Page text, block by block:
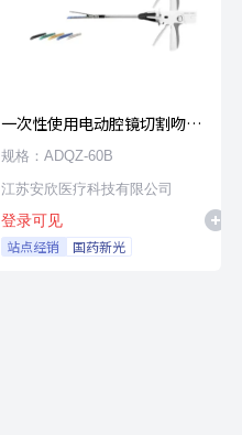
一次性使用电动腔镜切割吻合
器及组件
规格：ADQZ-60B
江苏安欣医疗科技有限公司
登录可见
站点经销 国药新光